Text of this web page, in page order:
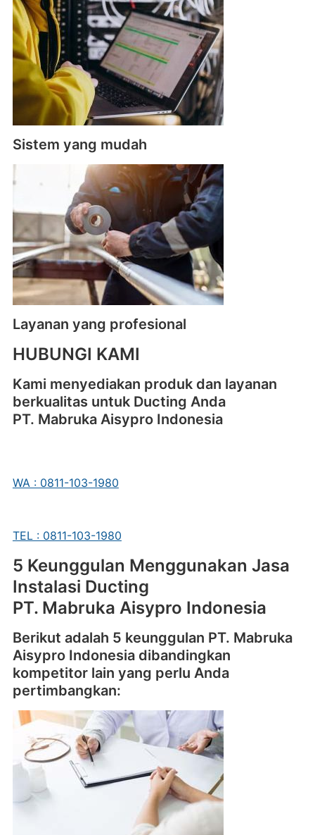
Sistem yang mudah
Layanan yang profesional
HUBUNGI KAMI
Kami menyediakan produk dan layanan
berkualitas untuk Ducting Anda
PT. Mabruka Aisypro Indonesia
WA : 0811-103-1980
TEL : 0811-103-1980
5 Keunggulan Menggunakan Jasa
Instalasi Ducting
PT. Mabruka Aisypro Indonesia
Berikut adalah 5 keunggulan PT. Mabruka
Aisypro Indonesia dibandingkan
kompetitor lain yang perlu Anda
pertimbangkan: